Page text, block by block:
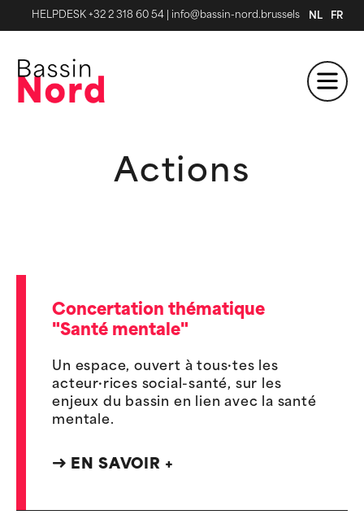
HELPDESK +32 2 318 60 54 info@bassin-nord.brussels NL FR
Actions
Concertation thématique
"Santé mentale"
Un espace, ouvert à tous·tes les
acteur·rices social-santé, sur les
enjeux du bassin en lien avec la santé
mentale.
EN SAVOIR +